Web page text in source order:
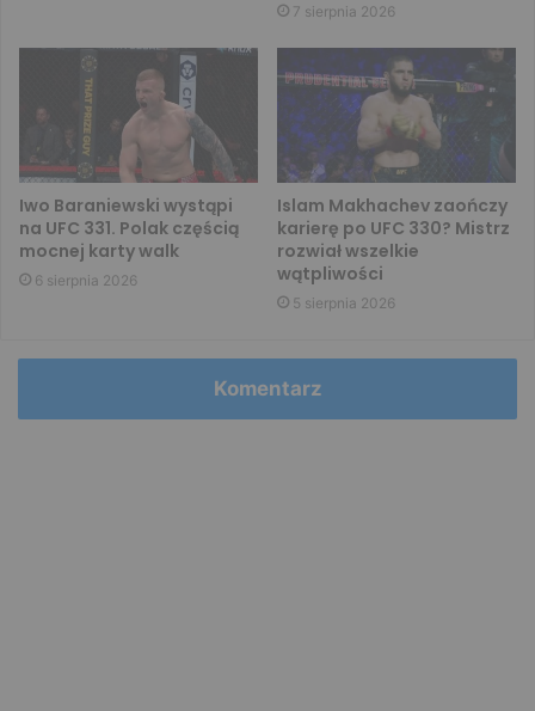
7 sierpnia 2026
Iwo Baraniewski wystąpi
na UFC 331. Polak częścią
mocnej karty walk
6 sierpnia 2026
Islam Makhachev zaończy
karierę po UFC 330? Mistrz
rozwiał wszelkie
wątpliwości
5 sierpnia 2026
Komentarz